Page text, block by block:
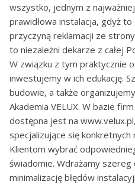
wszystko, jednym z
prawidłowa instalacja, gdyż
przyczyną reklamacji ze
to niezależni dekarze z całej
W związku z tym praktycznie
inwestujemy w ich edukację.
budowie, a także
Akademia VELUX. W bazie
dostępna jest na
specjalizujące się
Klientom wybrać
świadomie. Wdrażamy szereg
minimalizację błędów